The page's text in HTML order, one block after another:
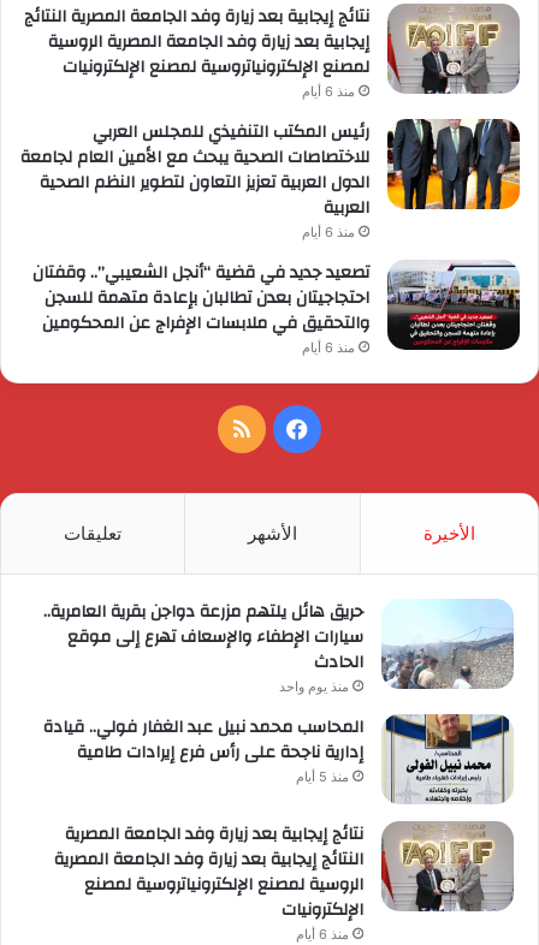
نتائج إيجابية بعد زيارة وفد الجامعة المصرية النتائج
إيجابية بعد زيارة وفد الجامعة المصرية الروسية
لمصنع الإلكترونياتروسية لمصنع الإلكترونيات
منذ 6 أيام
رئيس المكتب التنفيذي للمجلس العربي
للاختصاصات الصحية يبحث مع الأمين العام لجامعة
الدول العربية تعزيز التعاون لتطوير النظم الصحية
العربية
منذ 6 أيام
تصعيد جديد في قضية “أنجل الشعيبي”.. وقفتان
احتجاجيتان بعدن تطالبان بإعادة متهمة للسجن
والتحقيق في ملابسات الإفراج عن المحكومين
منذ 6 أيام
فيسبوكملخص
الأخيرة الأشهر تعليقات
حريق هائل يلتهم مزرعة دواجن بقرية العامرية..
سيارات الإطفاء والإسعاف تهرع إلى موقع
الحادث
منذ يوم واحد
المحاسب محمد نبيل عبد الغفار فولي.. قيادة
إدارية ناجحة على رأس فرع إيرادات طامية
منذ 5 أيام
نتائج إيجابية بعد زيارة وفد الجامعة المصرية
النتائج إيجابية بعد زيارة وفد الجامعة المصرية
الروسية لمصنع الإلكترونياتروسية لمصنع
الإلكترونيات
منذ 6 أيام